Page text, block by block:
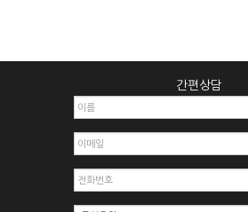
간편상담